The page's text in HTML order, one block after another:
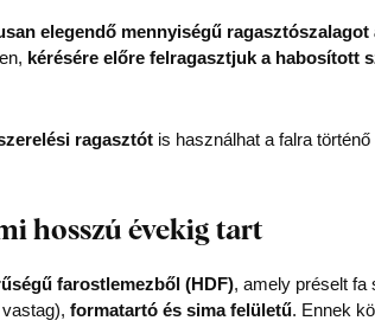
elegendő mennyiségű ragasztószalagot
kérésére előre felragasztjuk a habosított
ragasztót is használhat a falra
hosszú évekig tart
farostlemezből (HDF), amely préselt fa
formatartó és sima felületű. Ennek